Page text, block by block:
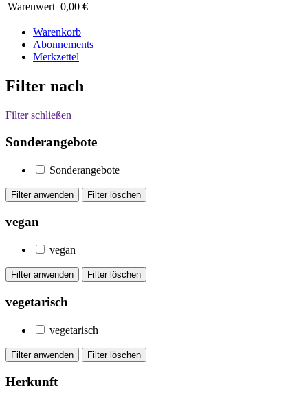
Warenwert 0,00 €
Warenkorb
Abonnements
Merkzettel
Filter nach
Filter schließen
Sonderangebote
Sonderangebote
vegan
vegan
vegetarisch
vegetarisch
Herkunft